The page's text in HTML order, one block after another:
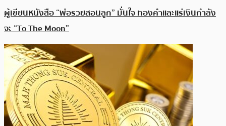
ผู้เขียนหนังสือ “พ่อรวยสอนลูก” มั่นใจ ทองคำและแร่เงินกำลัง
จะ “To The Moon”